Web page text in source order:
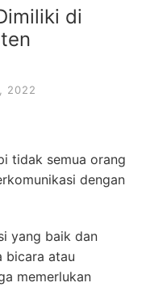
di
2022
tidak semua orang
dengan
yang baik dan
bicara atau
memerlukan